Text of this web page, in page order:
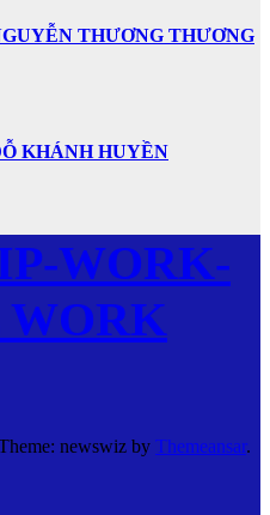
THƯƠNG THƯƠNG
KHÁNH HUYỀN
WORK-
WORK
newswiz by Themeansar.